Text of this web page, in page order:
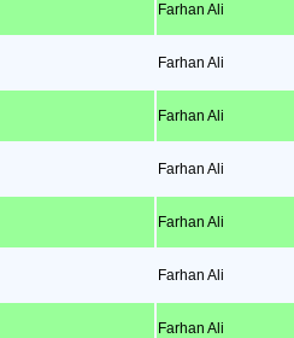
Farhan Ali
Farhan Ali
Farhan Ali
Farhan Ali
Farhan Ali
Farhan Ali
Farhan Ali